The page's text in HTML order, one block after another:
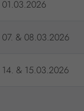
01.03.2026
07. & 08.03.2026
14. & 15.03.2026